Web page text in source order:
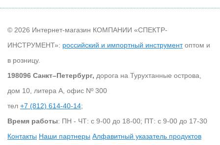
© 2026 Интернет-магазин КОМПАНИИ «СПЕКТР-
ИНСТРУМЕНТ»: российский и импортный инструментоптом и
в розницу.
198096 Санкт–Петербург, дорога на Турухтанные острова,
дом 10, литера А, офис Nº 300
тел +7 (812) 614-40-14;
Время работы: ПН - ЧТ: с 9-00 до 18-00; ПТ: с 9-00 до 17-30
Контакты Наши партнеры Алфавитный указатель продуктов